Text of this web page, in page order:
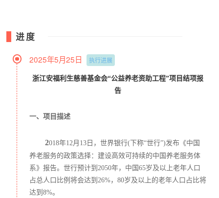
剩余善款处理计划
都将用于安基金安福计划系列公益慈善项目和活动。
项目筹款周期
项目筹款周期为一年。
三、项目执行计划
公益养老资助工程项目由安基金安养怀老中心负责执行，安
进度
2025年5月25日 执行进展
浙江安福利生慈善基金会“公益养老资助工程”项目结项报
告
一、项目描述
2018年12月13日，世界银行(下称“世行”)发布《中国
养老服务的政策选择：建设高效可持续的中国养老服务体
系》报告。世行预计到2050年，中国65岁及以上老年人口
占总人口比例将会达到26%，80岁及以上的老年人口占比将
达到8%。